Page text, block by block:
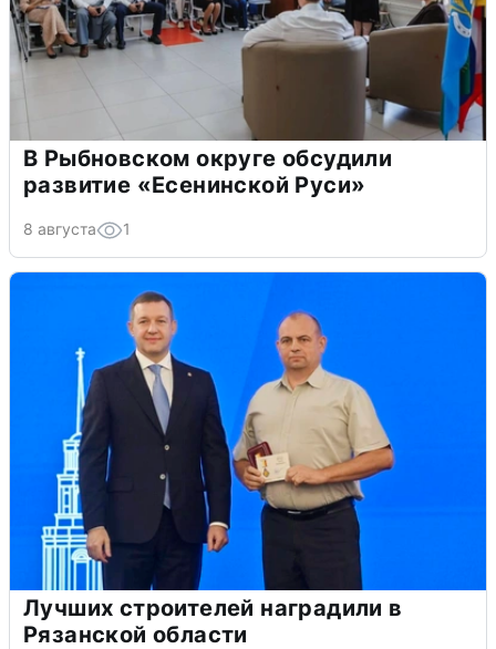
В Рыбновском округе обсудили
развитие «Есенинской Руси»
8 августа 1
Лучших строителей наградили в
Рязанской области